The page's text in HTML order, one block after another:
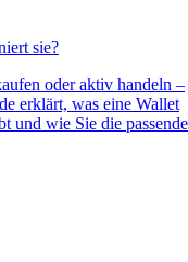
sie?
oder aktiv handeln –
erklärt, was eine Wallet
und wie Sie die passende